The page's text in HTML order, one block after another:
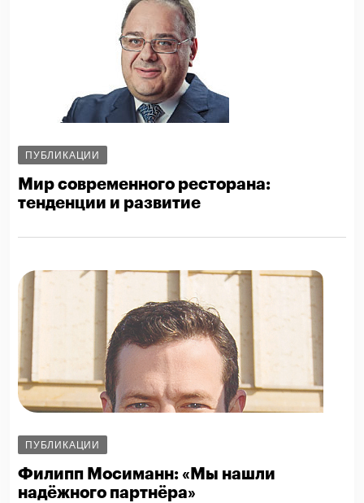
ПУБЛИКАЦИИ
Мир современного ресторана:
тенденции и развитие
ПУБЛИКАЦИИ
Филипп Мосиманн: «Мы нашли
надёжного партнёра»